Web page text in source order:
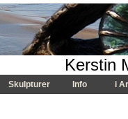
Kerstin
Skulpturer Info i